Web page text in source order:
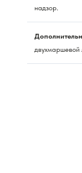
надзор.
двухмаршевой